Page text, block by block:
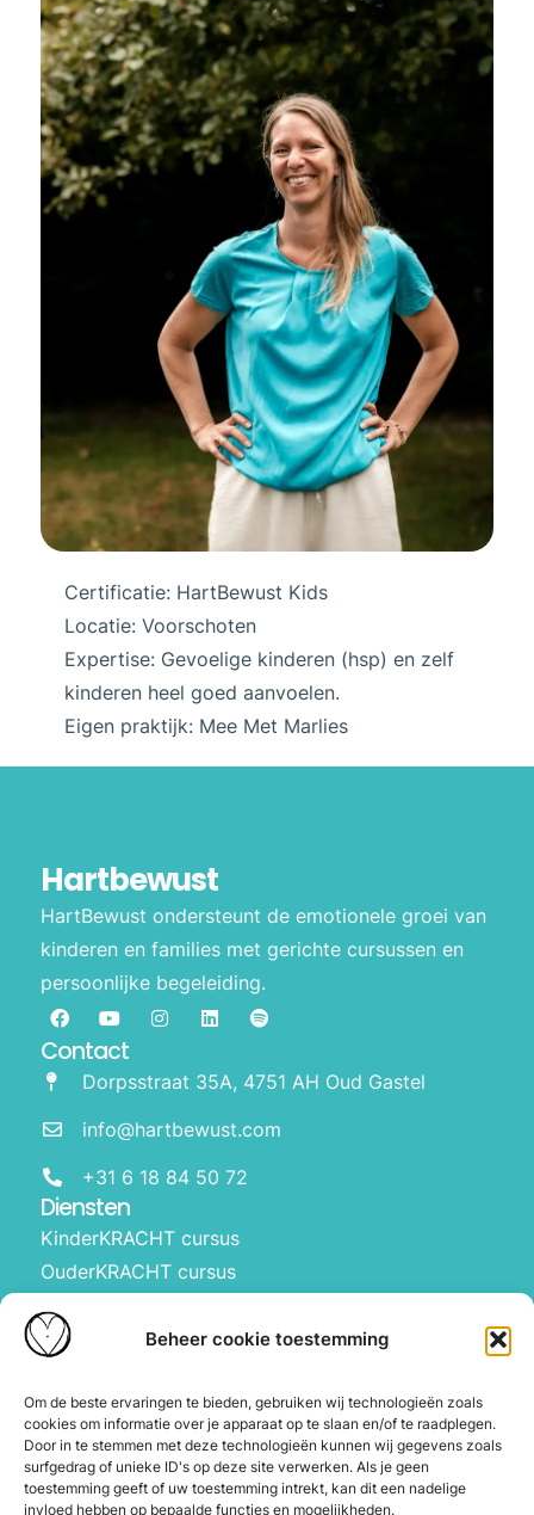
Beheer cookie toestemming
Om de beste ervaringen te bieden, gebruiken wij technologieën zoals
cookies om informatie over je apparaat op te slaan en/of te raadplegen.
Door in te stemmen met deze technologieën kunnen wij gegevens zoals
surfgedrag of unieke ID's op deze site verwerken. Als je geen
toestemming geeft of uw toestemming intrekt, kan dit een nadelige
invloed hebben op bepaalde functies en mogelijkheden.
Certificatie: HartBewust Kids
Locatie: Voorschoten
Expertise: Gevoelige kinderen (hsp) en zelf
kinderen heel goed aanvoelen.
Eigen praktijk: Mee Met Marlies
Hartbewust
HartBewust ondersteunt de emotionele groei van
kinderen en families met gerichte cursussen en
persoonlijke begeleiding.
Waarom Hartbewust
Over Joyce
De webshop
Blog
Diensten
KinderKRACHT cursus
OuderKRACHT cursus
HartBewust op school
Manifesteren met kinderen
Contact
Dorpsstraat 35A, 4751 AH Oud Gastel
info@hartbewust.com
+31 6 18 84 50 72